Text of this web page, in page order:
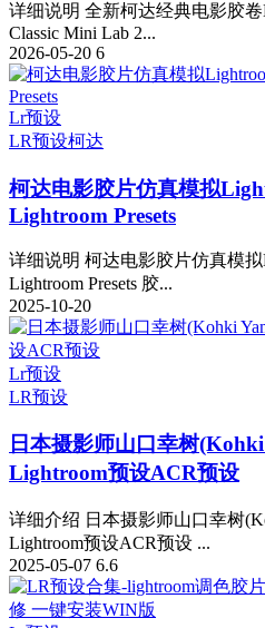
详细说明 全新柯达经典电影胶卷
Classic Mini Lab 2...
2026-05-20 6
Lr预设
LR预设柯达
柯达电影胶片仿真模拟
Lightroom Presets
详细说明 柯达电影胶片仿真模拟
Lightroom Presets 胶...
2025-10-20
Lr预设
LR预设
日本摄影师山口幸树
Lightroom预设ACR预设
详细介绍 日本摄影师山口幸树
Lightroom预设ACR预设 ...
2025-05-07 6.6